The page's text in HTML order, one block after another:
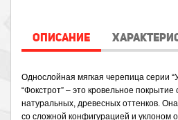
ОПИСАНИЕ
Однослойная мягкая черепица серии
“Фокстрот” – это кровельное
натуральных, древесных оттенков.
со сложной конфигурацией и уклоном